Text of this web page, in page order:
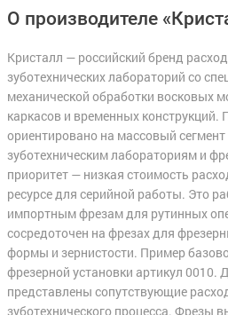
О производителе
Кристалл — российский бренд
зуботехнических лабораторий со
механической обработки восковых
каркасов и временных конструкций.
ориентировано на массовый
зуботехническим лабораториям и
приоритет — низкая стоимость
ресурсе для серийной работы. Это
импортным фрезам для рутинных
сосредоточен на фрезах для
формы и зернистости. Пример
фрезерной установки артикул 0010.
представлены сопутствующие
зуботехнического процесса. Фрезы